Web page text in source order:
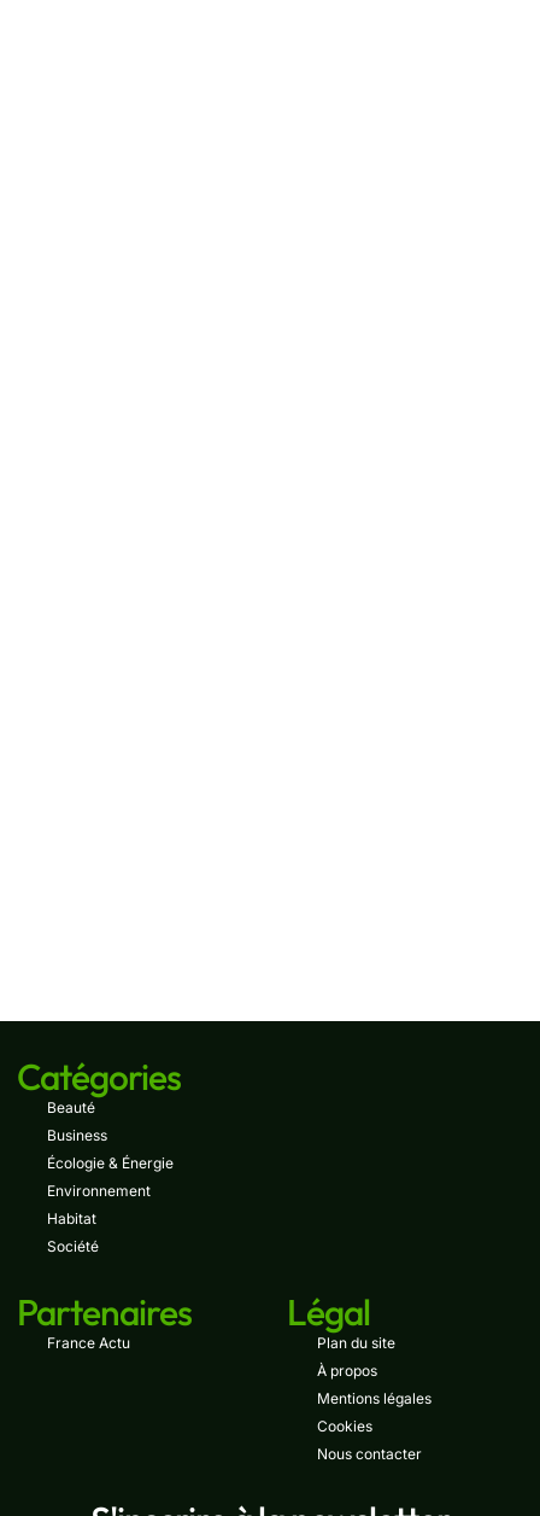
Catégories
Beauté
Business
Écologie & Énergie
Environnement
Habitat
Société
Partenaires
France Actu
Légal
Plan du site
À propos
Mentions légales
Cookies
Nous contacter